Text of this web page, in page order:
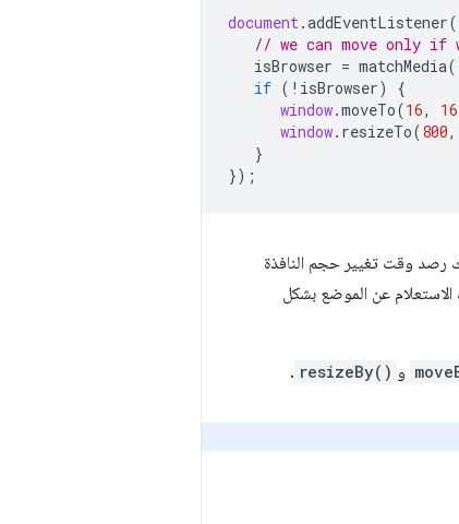
document.addEventListener(
// we can move only if
isBrowser = matchMedia(
if ( ! isBrowser)
{
window.moveTo(16, 16
window. resizeTo(800,
}
});
رصد وقت تغيير حجم النافذة
الاستعلام عن الموضع بشكل
و resizeBy()
.